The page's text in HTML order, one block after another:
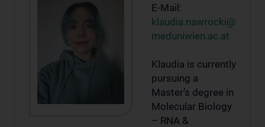
E-Mail:
klaudia.nawrocki@
meduniwien.ac.at
Klaudia is currently
pursuing a
Master’s degree in
Molecular Biology
– RNA &